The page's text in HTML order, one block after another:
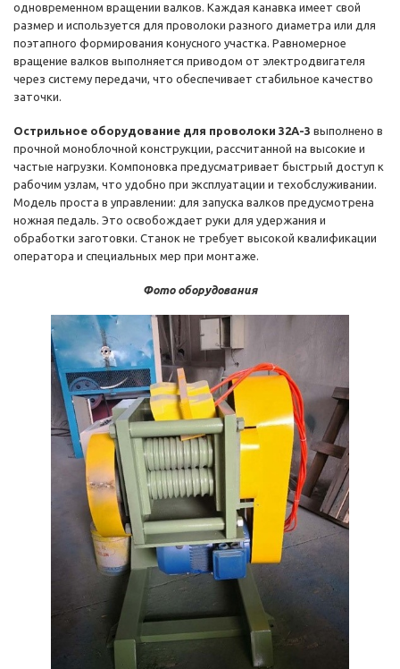
одновременном вращении валков. Каждая канавка имеет свой
размер и используется для проволоки разного диаметра или для
поэтапного формирования конусного участка. Равномерное
вращение валков выполняется приводом от электродвигателя
через систему передачи, что обеспечивает стабильное качество
заточки.
Острильное оборудование для проволоки 32A-3 выполнено в
прочной моноблочной конструкции, рассчитанной на высокие и
частые нагрузки. Компоновка предусматривает быстрый доступ к
рабочим узлам, что удобно при эксплуатации и техобслуживании.
Модель проста в управлении: для запуска валков предусмотрена
ножная педаль. Это освобождает руки для удержания и
обработки заготовки. Станок не требует высокой квалификации
оператора и специальных мер при монтаже.
Фото оборудования